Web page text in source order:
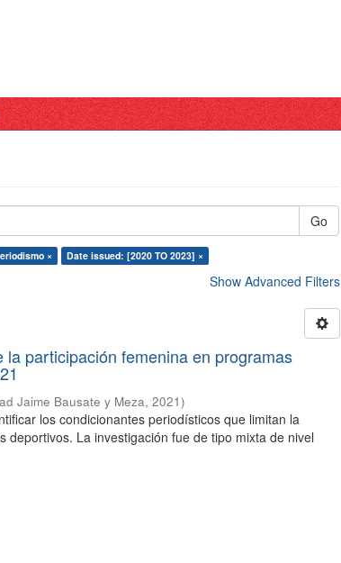
Go
× Date issued: [2020 TO 2023] ×
Show Advanced Filters
participación femenina en programas
Jaime Bausate y Meza,2021)
los condicionantes periodísticos que limitan la
deportivos. La investigación fue de tipo mixta de nivel